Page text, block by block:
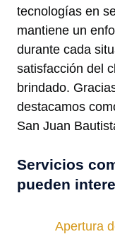
tecnologías en
mantiene un
durante cada
satisfacción del
brindado.
destacamos
San Juan
Servicios
pueden
Apertura